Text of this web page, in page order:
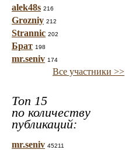
alek48s 216
Grozniy 212
Strannic 202
Брат 198
mr.seniv 174
Все участники >>
Топ 15
по количеству
публикаций:
mr.seniv 45211